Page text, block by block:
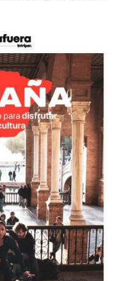
en el campo
entrada de
cualificados
19
Mediterráneo
Términos y